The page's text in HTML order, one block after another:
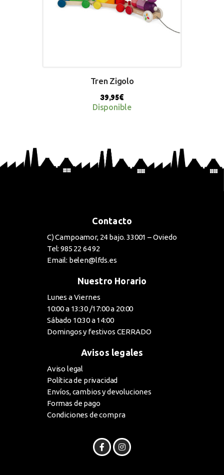
Tren Zigolo
39,95€
Disponible
Contacto
C) Campoamor, 24 bajo. 33001 – Oviedo
Tel: 985 22 64 92
Email: belen@lfds.es
Nuestro Horario
Lunes a Viernes
10:00 a 13:30 /17:00 a 20:00
Sábado 10:30 a 14:00
Domingos y festivos CERRADO
Avisos legales
Aviso legal
Política de privacidad
Envíos, cambios y devoluciones
Formas de pago
Condiciones de compra